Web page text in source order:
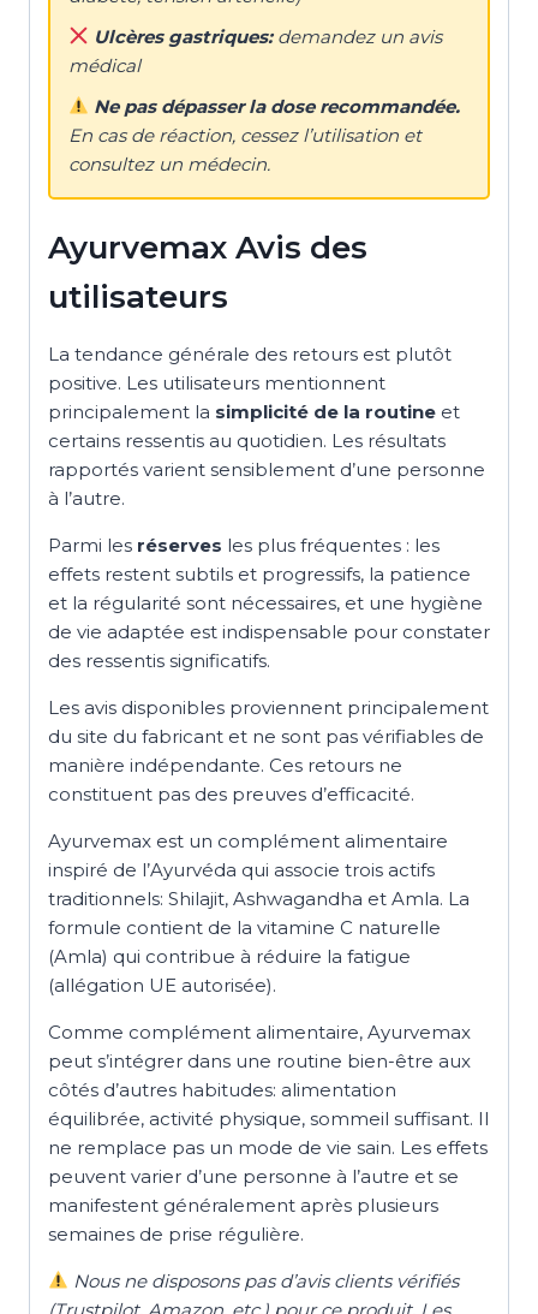
Ulcères gastriques:demandez un avis
médical
Ne pas dépasser la dose recommandée.
En cas de réaction, cessez l’utilisation et
consultez un médecin.
Ayurvemax Avis des
utilisateurs
La tendance générale des retours est plutôt
positive. Les utilisateurs mentionnent
principalement la simplicité de la routine et
certains ressentis au quotidien. Les résultats
rapportés varient sensiblement d’une personne
à l’autre.
Parmi les réserves les plus fréquentes : les
effets restent subtils et progressifs, la patience
et la régularité sont nécessaires, et une hygiène
de vie adaptée est indispensable pour constater
des ressentis significatifs.
Les avis disponibles proviennent principalement
du site du fabricant et ne sont pas vérifiables de
manière indépendante. Ces retours ne
constituent pas des preuves d’efficacité.
Ayurvemax est un complément alimentaire
inspiré de l’Ayurvéda qui associe trois actifs
traditionnels: Shilajit, Ashwagandha et Amla. La
formule contient de la vitamine C naturelle
(Amla) qui contribue à réduire la fatigue
(allégation UE autorisée).
Comme complément alimentaire, Ayurvemax
peut s’intégrer dans une routine bien-être aux
côtés d’autres habitudes: alimentation
équilibrée, activité physique, sommeil suffisant. Il
ne remplace pas un mode de vie sain. Les effets
peuvent varier d’une personne à l’autre et se
manifestent généralement après plusieurs
semaines de prise régulière.
Nous ne disposons pas d’avis clients vérifiés
(Trustpilot, Amazon, etc.) pour ce produit. Les